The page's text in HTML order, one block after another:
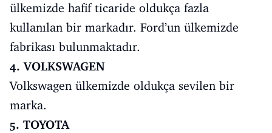
ülkemizde hafif ticaride oldukça fazla
kullanılan bir markadır. Ford’un ülkemizde
fabrikası bulunmaktadır.
4. VOLKSWAGEN
Volkswagen ülkemizde oldukça sevilen bir
marka.
5. TOYOTA